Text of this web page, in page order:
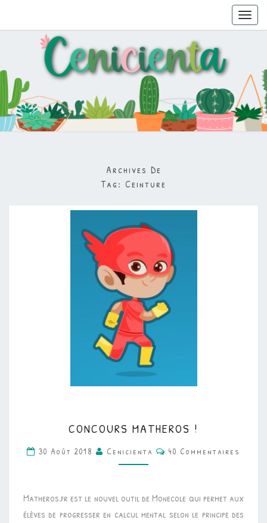
Archives De
Tag: Ceinture
MATHEROS
!
CONCOURS MATHEROS !
30 Août 2018 Cenicienta Commentaires
40 Commentaires
Matheros.fr est le nouvel outil de Monecole qui permet aux
élèves de progresser en calcul mental selon le principe des